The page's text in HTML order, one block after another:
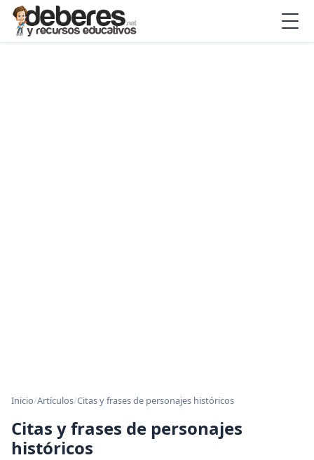
Inicio/Artículos/Citas y frases de personajes históricos
Citas y frases de personajes
históricos